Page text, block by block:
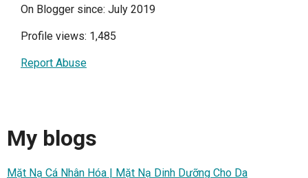
On Blogger since: July 2019
Profile views: 1,485
Report Abuse
My blogs
Mặt Nạ Cá Nhân Hóa | Mặt Nạ Dinh Dưỡng Cho Da